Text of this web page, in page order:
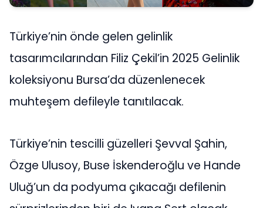
Türkiye’nin önde gelen gelinlik
tasarımcılarından Filiz Çekil’in 2025 Gelinlik
koleksiyonu Bursa’da düzenlenecek
muhteşem defileyle tanıtılacak.
Türkiye’nin tescilli güzelleri Şevval Şahin,
Özge Ulusoy, Buse İskenderoğlu ve Hande
Uluğ’un da podyuma çıkacağı defilenin